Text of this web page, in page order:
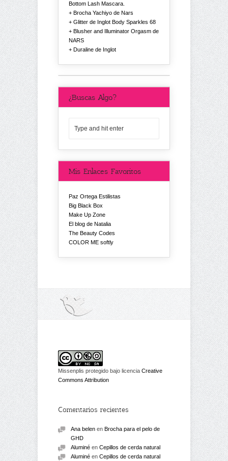
Bottom Lash Mascara.
Brocha Yachiyo de Nars
Glitter de Inglot Body Sparkles 68
Blusher and Illuminator Orgasm de
NARS
Duraline de Inglot
¿Buscas Algo?
Mis Enlaces Favoritos
Paz Ortega Estilistas
Big Black Box
Make Up Zone
El blog de Natalia
The Beauty Codes
COLOR ME softly
Missenplis protegido bajo licencia Creative
Commons Attribution
Comentarios recientes
Ana belen en Brocha para el pelo de
GHD
Aluminé en Cepillos de cerda natural
Aluminé en Cepillos de cerda natural